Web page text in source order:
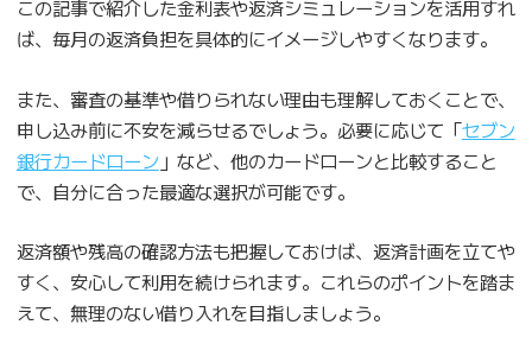
この記事で紹介した金利表や返済シミュレーションを活用すれ
ば、毎月の返済負担を具体的にイメージしやすくなります。
また、審査の基準や借りられない理由も理解しておくことで、
申し込み前に不安を減らせるでしょう。必要に応じて「セブン
銀行カードローン 」など、他のカードローンと比較すること
で、自分に合った最適な選択が可能です。
返済額や残高の確認方法も把握しておけば、返済計画を立てや
すく、安心して利用を続けられます。これらのポイントを踏ま
えて、無理のない借り入れを目指しましょう。